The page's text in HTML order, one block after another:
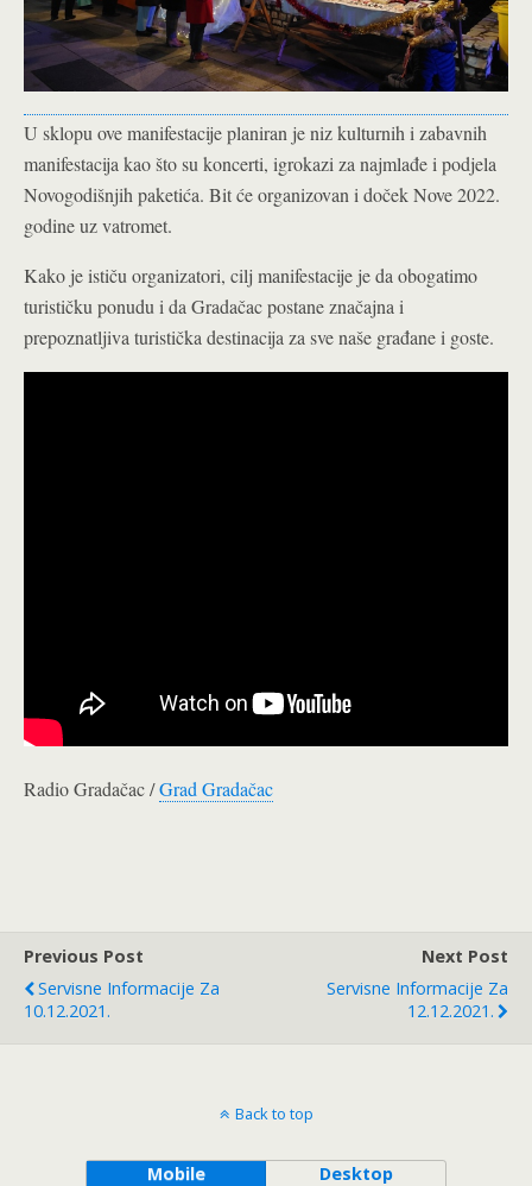
U sklopu ove manifestacije planiran je niz kulturnih i zabavnih
manifestacija kao što su koncerti, igrokazi za najmlađe i podjela
Novogodišnjih paketića. Bit će organizovan i doček Nove 2022.
godine uz vatromet.
Kako je ističu organizatori, cilj manifestacije je da obogatimo
turističku ponudu i da Gradačac postane značajna i
prepoznatljiva turistička destinacija za sve naše građane i goste.
Radio Gradačac /Grad Gradačac
Previous Post
Servisne Informacije Za
10.12.2021.
Next Post
Servisne Informacije Za
12.12.2021.
Back to top
Mobile Desktop